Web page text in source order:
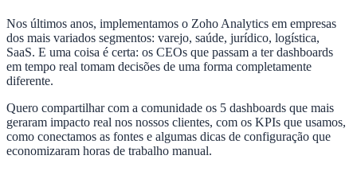
Nos últimos anos, implementamos o Zoho Analytics em empresas
dos mais variados segmentos: varejo, saúde, jurídico, logística,
SaaS. E uma coisa é certa: os CEOs que passam a ter dashboards
em tempo real tomam decisões de uma forma completamente
diferente.
Quero compartilhar com a comunidade os 5 dashboards que mais
geraram impacto real nos nossos clientes, com os KPIs que usamos,
como conectamos as fontes e algumas dicas de configuração que
economizaram horas de trabalho manual.